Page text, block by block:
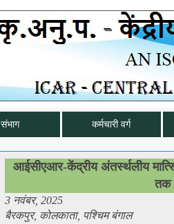
संभाग कर्मचारी वर्ग
आईसीएआर-केंद्रीय अंतर्स्थलीय
तक
3 नवंबर, 2025
बैरकपुर, कोलकाता, पश्चिम बंगाल